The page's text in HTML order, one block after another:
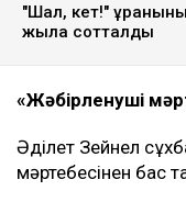
"Шал, кет!"
жылға сотталды
«Жәбірленуші
Әділет Зейнел
мәртебесінен бас